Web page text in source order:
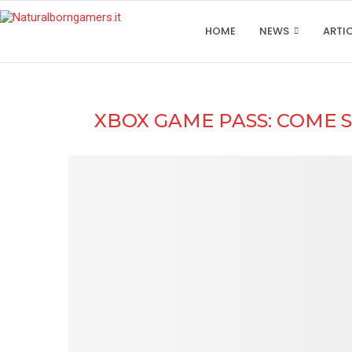
HOME NEWS
XBOX GAME PASS: COME